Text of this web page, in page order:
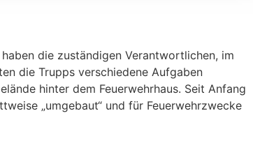
die zuständigen Verantwortlichen, im
die Trupps verschiedene Aufgaben
hinter dem Feuerwehrhaus. Seit Anfang
„umgebaut“ und für Feuerwehrzwecke